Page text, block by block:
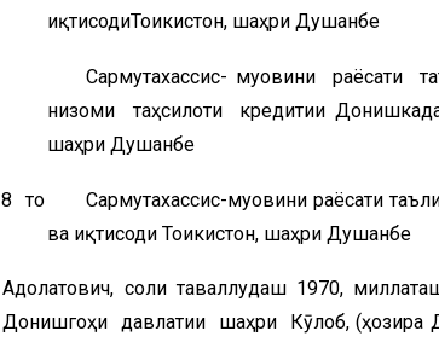
иқтисодиТоҷикистон, шаҳри Душанбе
Сармутахассис- муовини раёсати
низоми таҳсилоти кредитии
шаҳри Душанбе
то
Сармутахассис-муовини раёсати
ва иқтисоди Тоҷикистон, шаҳри Душанбе
соли таваллудаш 1970,
давлатии шаҳри Кӯлоб, (ҳозира